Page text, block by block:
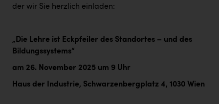
der wir Sie herzlich einladen:
„Die Lehre ist Eckpfeiler des Standortes – und des
Bildungssystems“
am 26. November 2025 um 9 Uhr
Haus der Industrie, Schwarzenbergplatz 4, 1030 Wien